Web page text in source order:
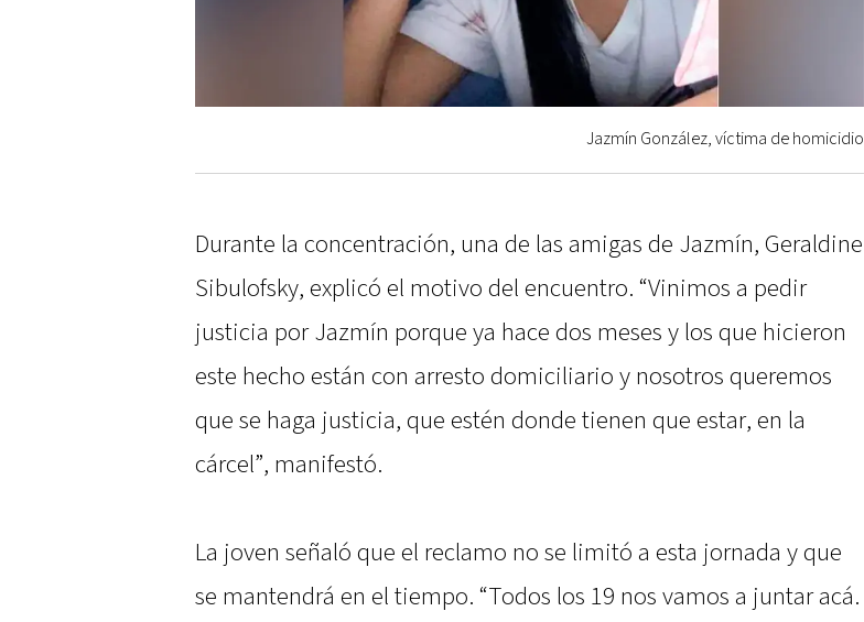
Jazmín González, víctima de homicidio
Durante la concentración, una de las amigas de Jazmín, Geraldine
Sibulofsky, explicó el motivo del encuentro. “Vinimos a pedir
justicia por Jazmín porque ya hace dos meses y los que hicieron
este hecho están con arresto domiciliario y nosotros queremos
que se haga justicia, que estén donde tienen que estar, en la
cárcel”, manifestó.
La joven señaló que el reclamo no se limitó a esta jornada y que
se mantendrá en el tiempo. “Todos los 19 nos vamos a juntar acá.